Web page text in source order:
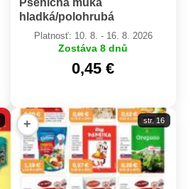
hladká/polohrubá
Platnosť: 10. 8. - 16. 8. 2026
Zostáva 8 dnů
0,45 €
+ str. 16